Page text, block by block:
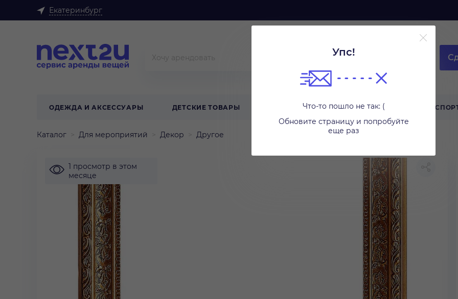
Екатеринбург
ОДЕЖДА И АКСЕССУАРЫ ДЕТСКИЕ ТОВАРЫ ТЕХНИКА ДЛЯ ДОМА ТУРИЗМ
Упс!
Что-то пошло не так: (
Обновите страницу и попробуйте
еще раз
Каталог Для мероприятий Декор Другое
1 просмотр в этом
месяце